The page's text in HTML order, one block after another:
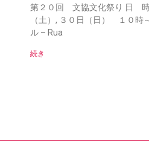
第２０回 文協文化祭り 日 時
（土）, ３０日（日） １０
ル – Rua
続き